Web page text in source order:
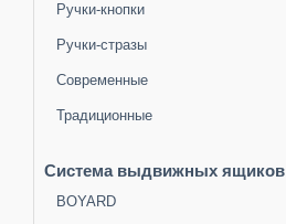
Ручки-кнопки
Ручки-стразы
Современные
Традиционные
Система выдвижных ящиков
BOYARD